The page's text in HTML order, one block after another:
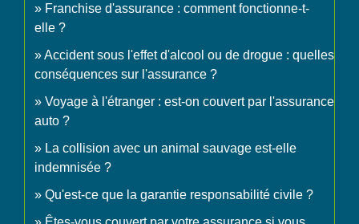
Franchise d'assurance : comment fonctionne-t-
elle ?
Accident sous l'effet d'alcool ou de drogue : quelles
conséquences sur l'assurance ?
Voyage à l'étranger : est-on couvert par l'assurance
auto ?
La collision avec un animal sauvage est-elle
indemnisée ?
Qu'est-ce que la garantie responsabilité civile ?